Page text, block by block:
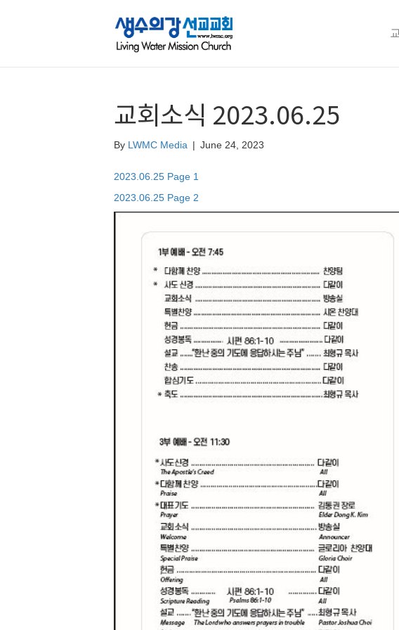
교회소식 2023.06.25
By LWMC Media | June 24, 2023
2023.06.25 Page 1
2023.06.25 Page 2